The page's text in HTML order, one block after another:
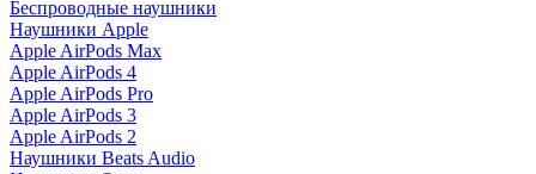
Беспроводные наушники
Наушники Apple
Apple AirPods Max
Apple AirPods 4
Apple AirPods Pro
Apple AirPods 3
Apple AirPods 2
Наушники Beats Audio